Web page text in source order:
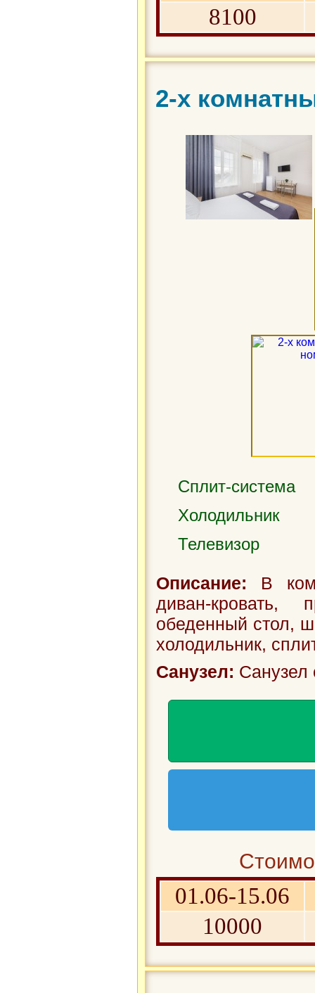
8100
2-х
Сплит-система
Холодильник
Телевизор
Описание: В
диван-кровать,
обеденный стол,
холодильник,
Санузел:
01.06-15.06
10000